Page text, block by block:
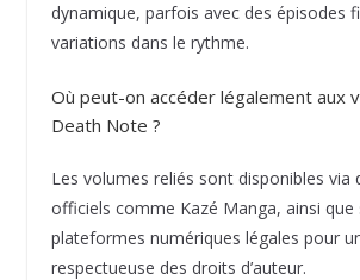
dynamique, parfois avec des épisodes
variations dans le rythme.
Où peut-on accéder légalement aux
Death Note ?
Les volumes reliés sont disponibles via
officiels comme Kazé Manga, ainsi que
plateformes numériques légales pour
respectueuse des droits d’auteur.